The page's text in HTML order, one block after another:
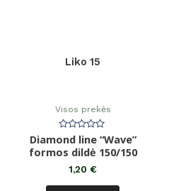
Liko 15
Visos prekės
Įvertinimas:
0
iš
Diamond line “Wave”
formos dildė 150/150
1,20 €